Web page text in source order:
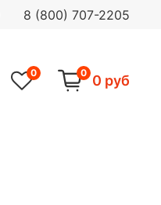
8 (800) 707-2205
0 0 0 руб